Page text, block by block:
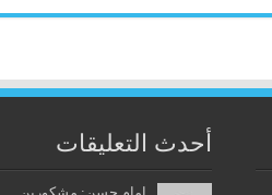
أحدث التعليقات